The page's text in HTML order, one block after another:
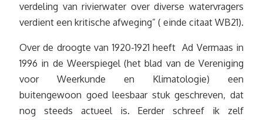
verdeling van rivierwater over diverse watervragers
verdient een kritische afweging” ( einde citaat WB21).
Over de droogte van 1920-1921 heeft Ad Vermaas in
1996 in de Weerspiegel (het blad van de Vereniging
voor Weerkunde en Klimatologie) een
buitengewoon goed leesbaar stuk geschreven, dat
nog steeds actueel is. Eerder schreef ik zelf